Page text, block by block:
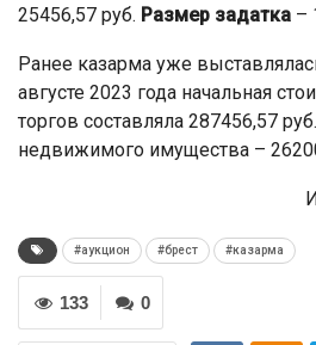
25456,57 руб. Размер задатка –
Ранее казарма уже
августе 2023 года начальная
торгов составляла 287456,57
недвижимого имущества –
#аукцион #брест #казарма
0
133